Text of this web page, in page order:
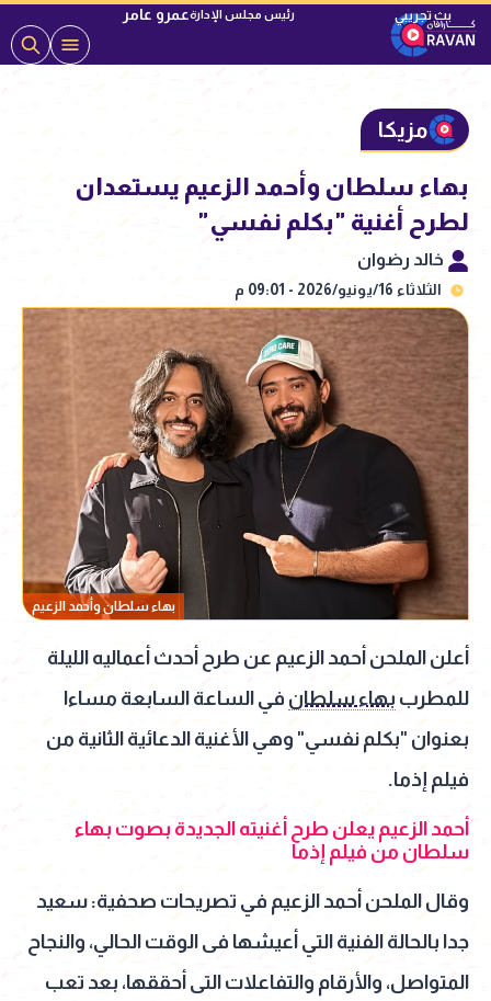
رئيس مجلس الإدارةعمرو عامر
مزيكا
بهاء سلطان وأحمد الزعيم يستعدان
لطرح أغنية "بكلم نفسي"
خالد رضوان
الثلاثاء 16/يونيو/2026 - 09:01 م
بهاء سلطان وأحمد الزعيم
أعلن الملحن أحمد الزعيم عن طرح أحدث أعماليه الليلة
للمطرب بهاء سلطان في الساعة السابعة مساءا
بعنوان "بكلم نفسي" وهي الأغنية الدعائية الثانية من
فيلم إذما.
أحمد الزعيم يعلن طرح أغنيته الجديدة بصوت بهاء
سلطان من فيلم إذما
وقال الملحن أحمد الزعيم في تصريحات صحفية: سعيد
جدا بالحالة الفنية التي أعيشها فى الوقت الحالي، والنجاح
المتواصل، والأرقام والتفاعلات التى أحققها، بعد تعب